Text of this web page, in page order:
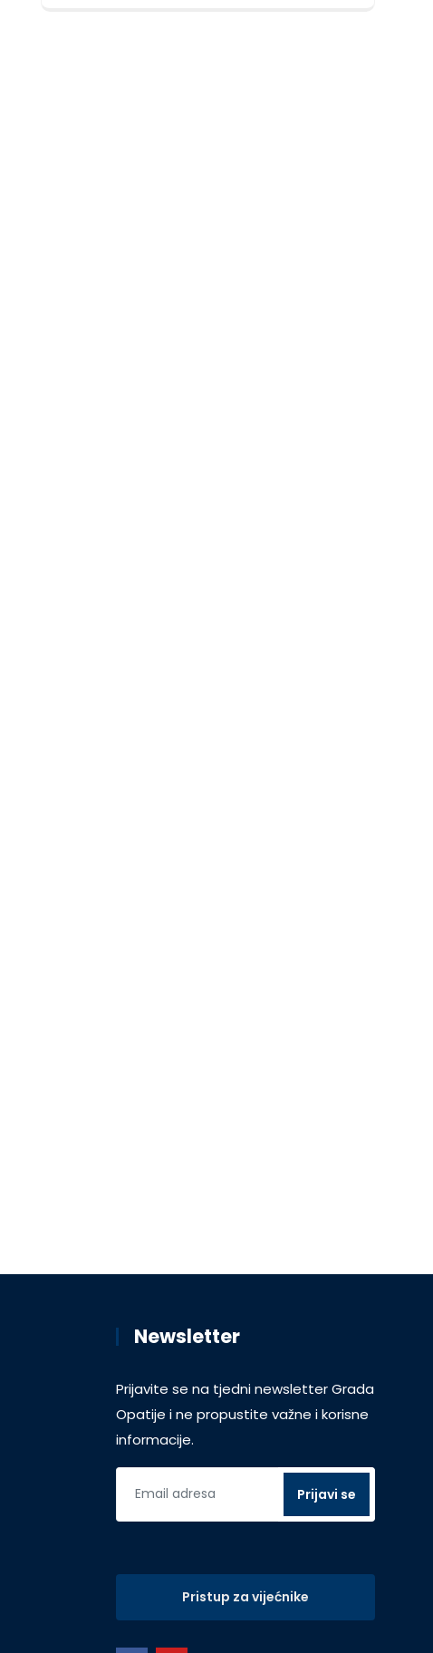
Newsletter
Prijavite se na tjedni newsletter Grada
Opatije i ne propustite važne i korisne
informacije.
Pristup za vijećnike